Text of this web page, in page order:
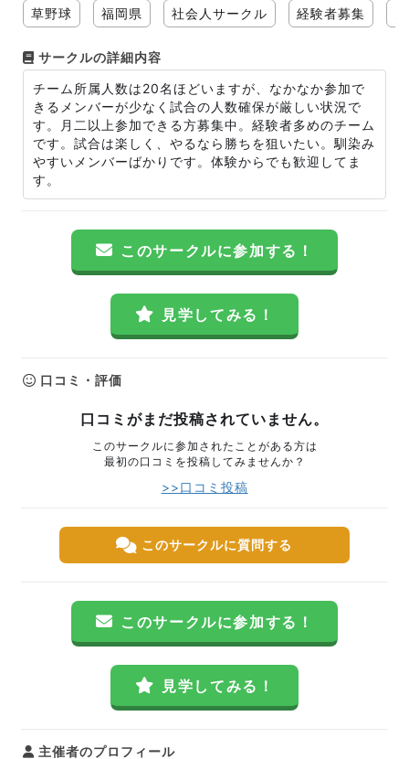
草野球 福岡県 社会人サークル 経験者募集
サークルの詳細内容
チーム所属人数は20名ほどいますが、なかなか参加で
きるメンバーが少なく試合の人数確保が厳しい状況で
す。月二以上参加できる方募集中。経験者多めのチーム
です。試合は楽しく、やるなら勝ちを狙いたい。馴染み
やすいメンバーばかりです。体験からでも歓迎してま
す。
このサークルに参加する！
見学してみる！
口コミ・評価
口コミがまだ投稿されていません。
このサークルに参加されたことがある方は
最初の口コミを投稿してみませんか？
>>口コミ投稿
このサークルに質問する
このサークルに参加する！
見学してみる！
主催者のプロフィール